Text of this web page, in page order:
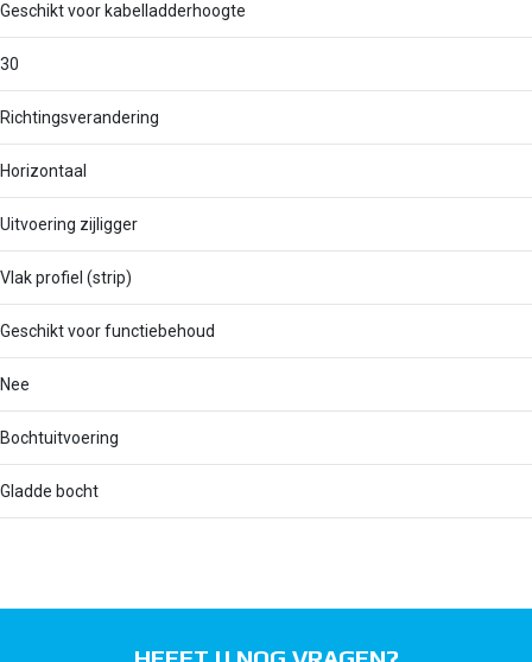
Geschikt voor kabelladderhoogte
30
Richtingsverandering
Horizontaal
Uitvoering zijligger
Vlak profiel (strip)
Geschikt voor functiebehoud
Nee
Bochtuitvoering
Gladde bocht